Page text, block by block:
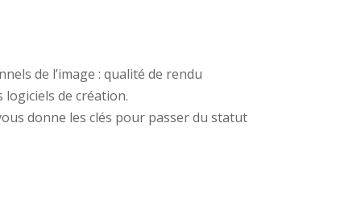
de l’image : qualité de rendu
de création.
donne les clés pour passer du statut